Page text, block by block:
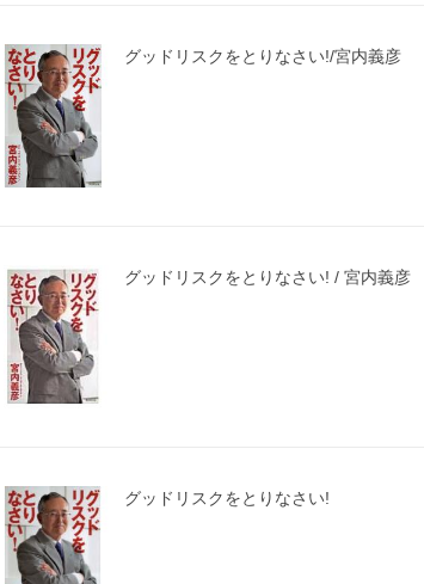
グッドリスクをとりなさい!/宮内義彦
グッドリスクをとりなさい!